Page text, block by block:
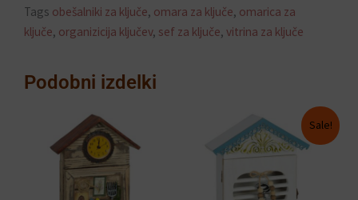
Tags obešalniki za ključe, omara za ključe, omarica za
ključe, organizicija ključev, sef za ključe, vitrina za ključe
Podobni izdelki
Sale!
Izvirna
cena
je
bila:
cena